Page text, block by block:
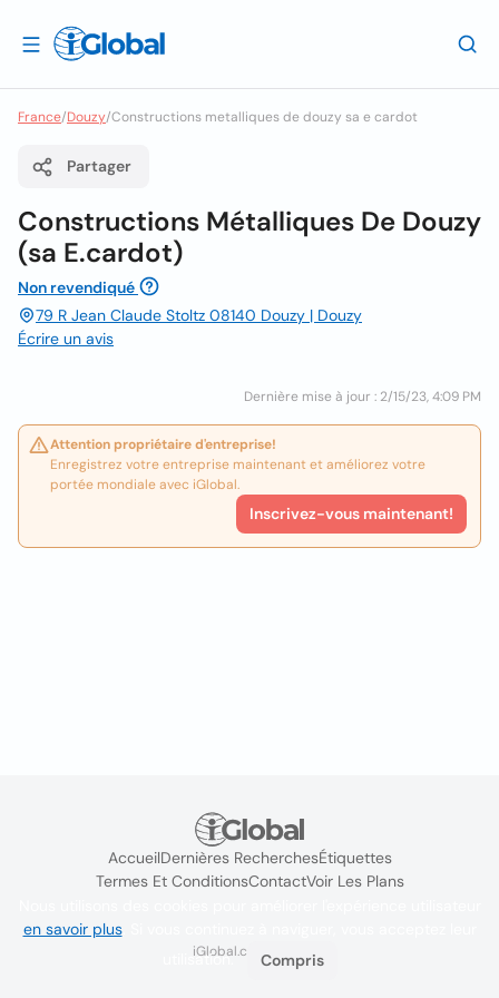
France/Douzy/Constructions metalliques de douzy sa e cardot
Partager
Constructions Métalliques De Douzy
(sa E.cardot)
Non revendiqué
79 R Jean Claude Stoltz 08140 Douzy | Douzy
Écrire un avis
Dernière mise à jour : 2/15/23, 4:09 PM
Attention propriétaire d'entreprise!
Enregistrez votre entreprise maintenant et améliorez votre
portée mondiale avec iGlobal.
Inscrivez-vous maintenant!
AccueilDernières RecherchesÉtiquettes
Termes Et ConditionsContactVoir Les Plans
iGlobal.co @ 2024
en savoir plus. Si vous continuez à naviguer, vous acceptez leur
utilisation.
Compris